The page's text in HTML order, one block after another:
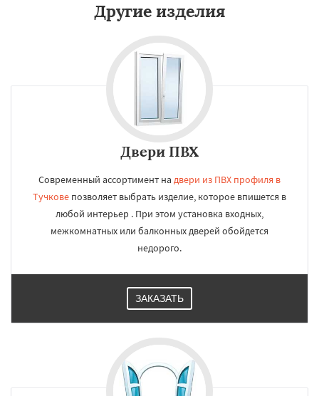
Другие изделия
Двери ПВХ
Современный ассортимент на двери из ПВХ профиля в
Тучкове позволяет выбрать изделие, которое впишется в
любой интерьер . При этом установка входных,
межкомнатных или балконных дверей обойдется
недорого.
ЗАКАЗАТЬ